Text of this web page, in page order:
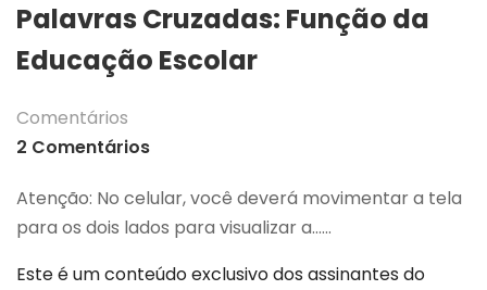
Palavras Cruzadas: Função da
Educação Escolar
Comentários
2 Comentários
Atenção: No celular, você deverá movimentar a tela
para os dois lados para visualizar a…...
Este é um conteúdo exclusivo dos assinantes do